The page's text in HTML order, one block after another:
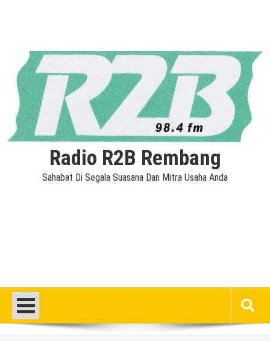
Radio R2B Rembang
Sahabat Di Segala Suasana Dan Mitra Usaha Anda